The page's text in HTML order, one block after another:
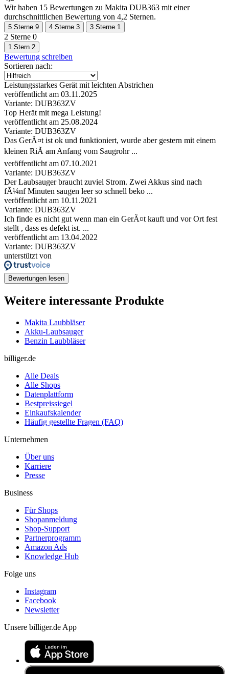
Wir haben 15 Bewertungen zu Makita DUB363 mit einer
durchschnittlichen Bewertung von 4,2 Sternen.
5 Sterne 9 4 Sterne 3 3 Sterne 1
2 Sterne 0
1 Stern 2
Bewertung schreiben
Sortieren nach:
Leistungsstarkes Gerät mit leichten Abstrichen
veröffentlicht am 03.11.2025
Variante: DUB363ZV
Top Herät mit mega Leistung!
veröffentlicht am 25.08.2024
Variante: DUB363ZV
Das GerÃ¤t ist ok und funktioniert, wurde aber gestern mit einem
kleinen RiÃ am Anfang vom Saugrohr ...
veröffentlicht am 07.10.2021
Variante: DUB363ZV
Der Laubsauger braucht zuviel Strom. Zwei Akkus sind nach
fÃ¼nf Minuten saugen leer so schnell beko ...
veröffentlicht am 10.11.2021
Variante: DUB363ZV
Ich finde es nicht gut wenn man ein GerÃ¤t kauft und vor Ort fest
stellt , dass es defekt ist. ...
veröffentlicht am 13.04.2022
Variante: DUB363ZV
unterstützt von
Bewertungen lesen
Weitere interessante Produkte
Makita Laubbläser
Akku-Laubsauger
Benzin Laubbläser
billiger.de
Alle Deals
Alle Shops
Datenplattform
Bestpreissiegel
Einkaufskalender
Häufig gestellte Fragen (FAQ)
Unternehmen
Über uns
Karriere
Presse
Business
Für Shops
Shopanmeldung
Shop-Support
Partnerprogramm
Amazon Ads
Knowledge Hub
Folge uns
Instagram
Facebook
Newsletter
Unsere billiger.de App